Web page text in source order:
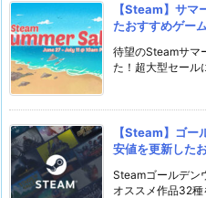
【Steam】サ
たおすすめゲー
待望のSteamサマ
た！超大型セール
【Steam】ゴ
安値を更新した
Steamゴールデン
オススメ作品32種